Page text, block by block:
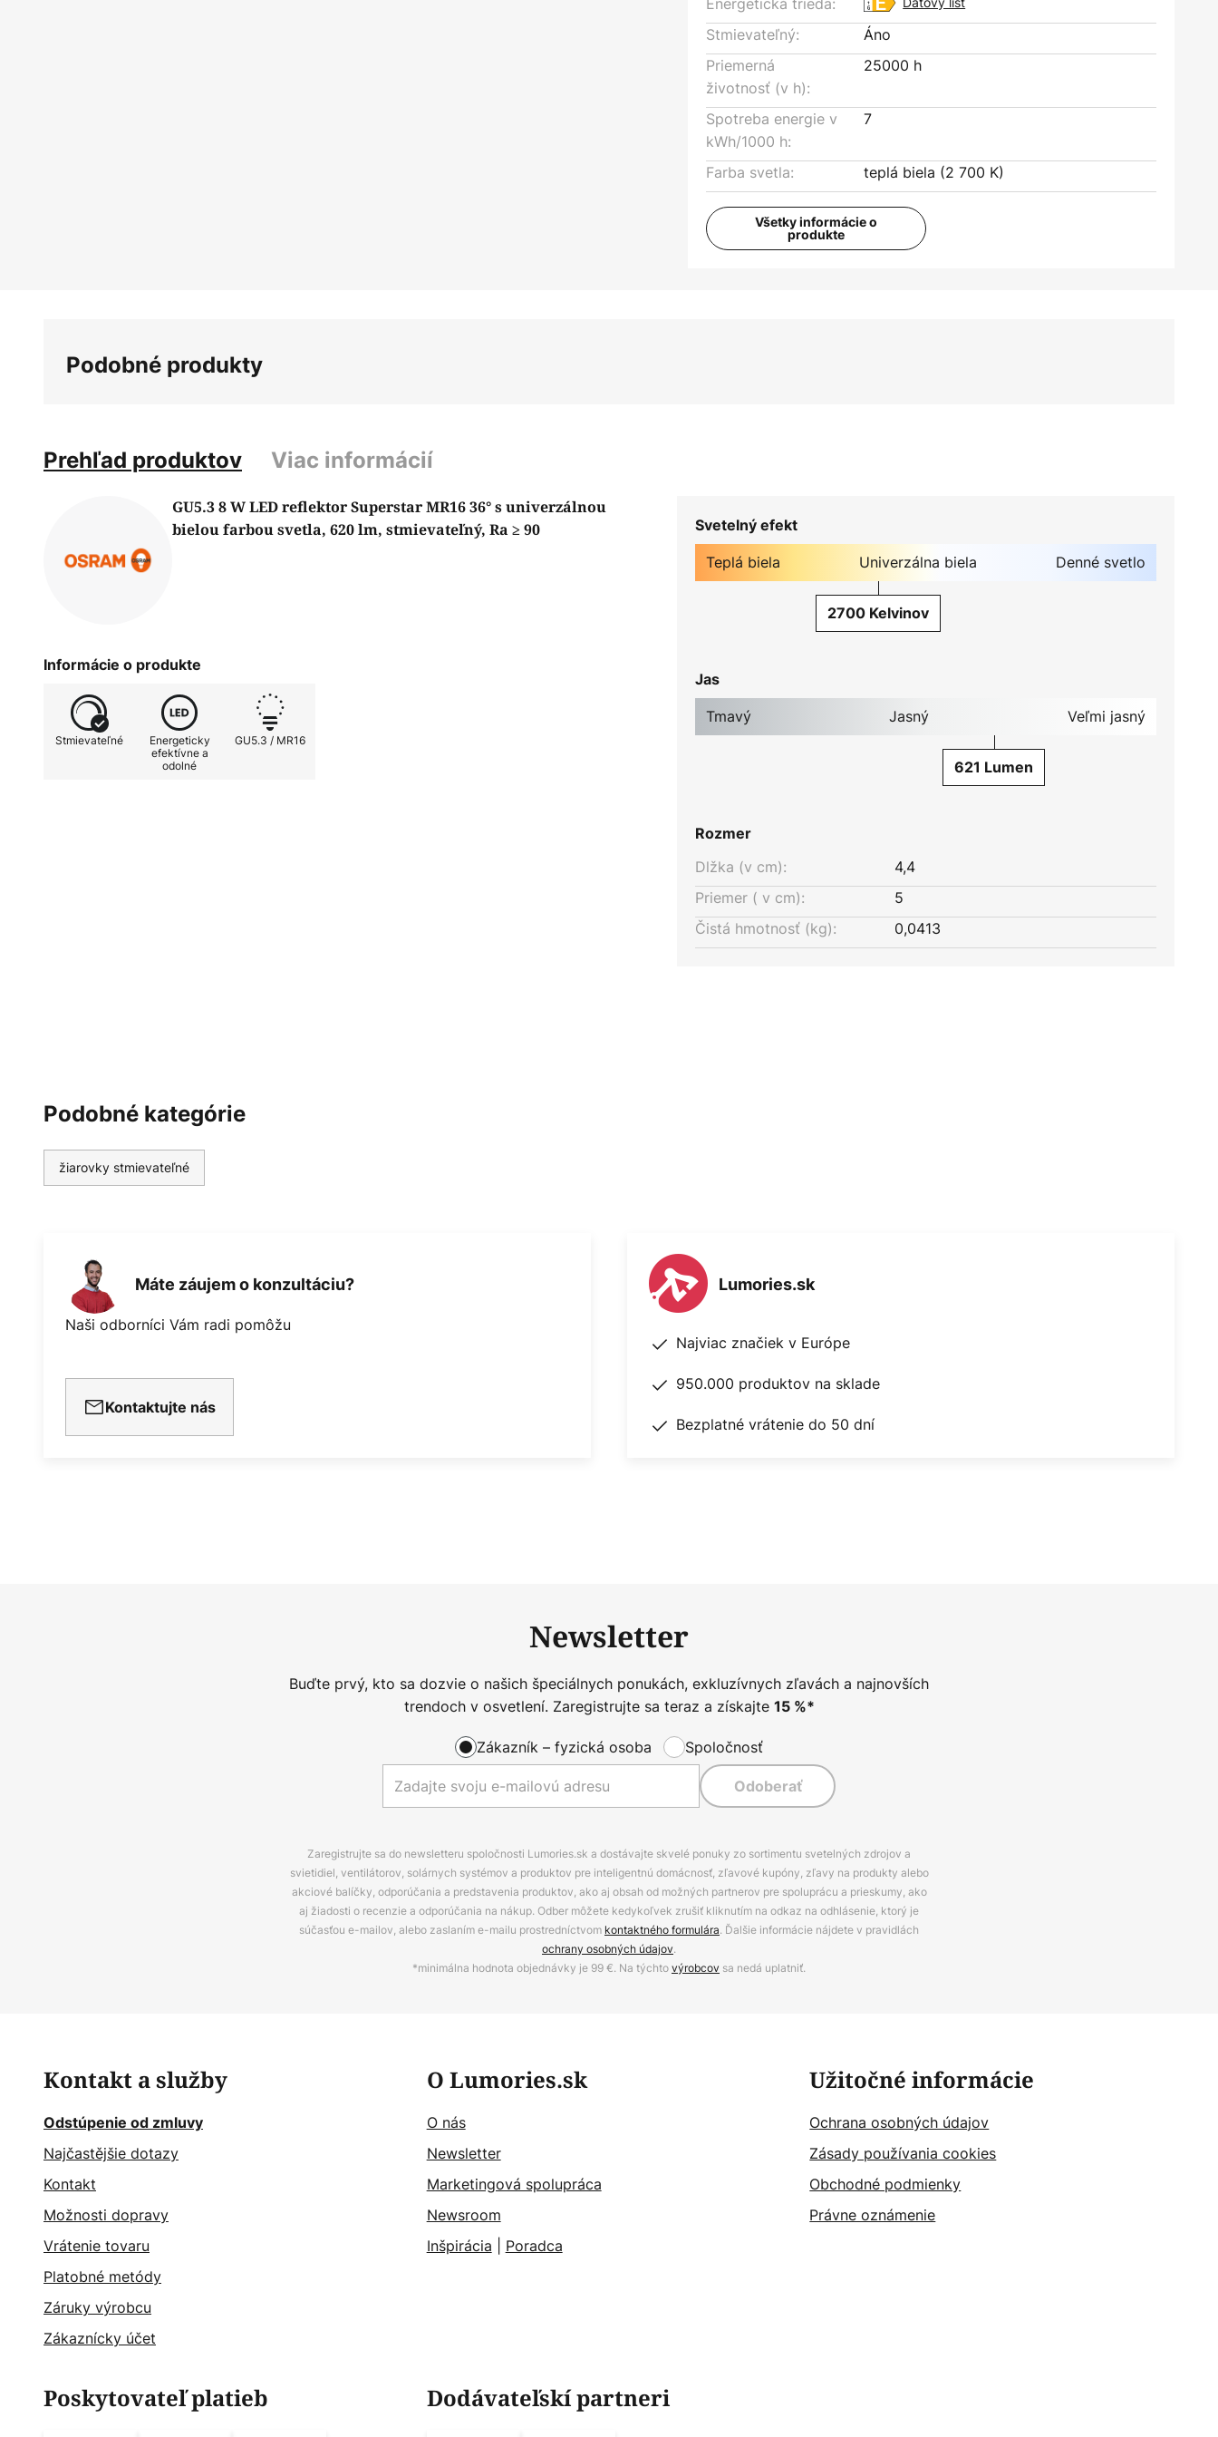
Stmievateľný:
Áno
Priemerná
životnosť (v h):
25000 h
Spotreba energie v
kWh/1000 h:
7
Farba svetla: teplá biela (2 700 K)
Všetky informácie o
produkte
Podobné produkty
Prehľad produktov Viac informácií
GU5.3 8 W LED reflektor Superstar MR16 36° s univerzálnou
bielou farbou svetla, 620 lm, stmievateľný, Ra ≥ 90
Informácie o produkte
Stmievateľné
Energeticky
efektívne a
odolné
GU5.3 / MR16
Svetelný efekt
Teplá biela Univerzálna biela Denné svetlo
2700 Kelvinov
Jas
Tmavý Jasný Veľmi jasný
621 Lumen
Rozmer
Dlžka (v cm):
4,4
Priemer ( v cm):
5
Čistá hmotnosť (kg):
0,0413
Podobné kategórie
žiarovky stmievateľné
Máte záujem o konzultáciu?
Naši odborníci Vám radi pomôžu
Kontaktujte nás
Lumories.sk
Najviac značiek v Európe
950.000 produktov na sklade
Bezplatné vrátenie do 50 dní
Newsletter
Buďte prvý, kto sa dozvie o našich špeciálnych ponukách, exkluzívnych zľavách a najnovších
trendoch v osvetlení. Zaregistrujte sa teraz a získajte 15%*
Zákazník – fyzická osoba Spoločnosť
Odoberať
Zaregistrujte sa do newsletteru spoločnosti Lumories.sk a dostávajte skvelé ponuky zo sortimentu svetelných zdrojov a
svietidiel, ventilátorov, solárnych systémov a produktov pre inteligentnú domácnosť, zľavové kupóny, zľavy na produkty alebo
akciové balíčky, odporúčania a predstavenia produktov, ako aj obsah od možných partnerov pre spoluprácu a prieskumy, ako
aj žiadosti o recenzie a odporúčania na nákup. Odber môžete kedykoľvek zrušiť kliknutím na odkaz na odhlásenie, ktorý je
súčasťou e-mailov, alebo zaslaním e-mailu prostredníctvom kontaktného formulára. Ďalšie informácie nájdete v pravidlách
ochrany osobných údajov.
*minimálna hodnota objednávky je 99 €. Na týchtovýrobcov sa nedá uplatniť.
Kontakt a služby
Odstúpenie od zmluvy
Najčastějšie dotazy
Kontakt
Možnosti dopravy
Vrátenie tovaru
Platobné metódy
Záruky výrobcu
Zákaznícky účet
O Lumories.sk
O nás
Newsletter
Marketingová spolupráca
Newsroom
Inšpirácia
Poradca
Užitočné informácie
Ochrana osobných údajov
Zásady používania cookies
Obchodné podmienky
Právne oznámenie
Poskytovateľ platieb Dodávateľskí partneri